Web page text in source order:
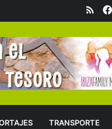
RSS
TRANSPORTE